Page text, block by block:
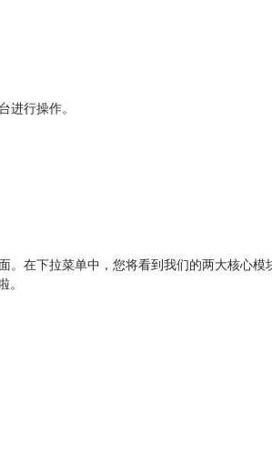
进行操作。
。在下拉菜单中，您将看到我们的两大核心模
。